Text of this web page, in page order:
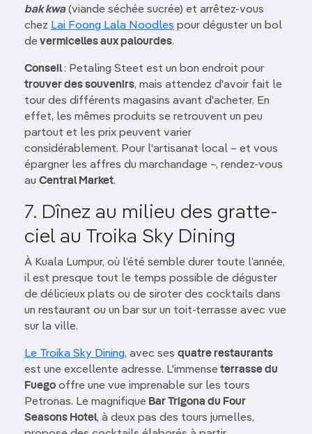
bak kwa(viande séchée sucrée) et arrêtez-vous
chez Lai Foong Lala Noodles pour déguster un bol
devermicelles aux palourdes.
Conseil: Petaling Steet est un bon endroit pour
trouver des souvenirs, mais attendez d'avoir fait le
tour des différents magasins avant d'acheter. En
effet, les mêmes produits se retrouvent un peu
partout et les prix peuvent varier
considérablement. Pour l'artisanat local – et vous
épargner les affres du marchandage –, rendez-vous
au Central Market.
7. Dînez au milieu des gratte-
ciel au Troika Sky Dining
À Kuala Lumpur, où l’été semble durer toute l’année,
il est presque tout le temps possible de déguster
de délicieux plats ou de siroter des cocktails dans
un restaurant ou un bar sur un toit-terrasse avec vue
sur la ville.
Le Troika Sky Dining, avec ses quatre restaurants
est une excellente adresse. L'immenseterrasse du
Fuego offre une vue imprenable sur les tours
Petronas. Le magnifique Bar Trigona du Four
Seasons Hotel, à deux pas des tours jumelles,